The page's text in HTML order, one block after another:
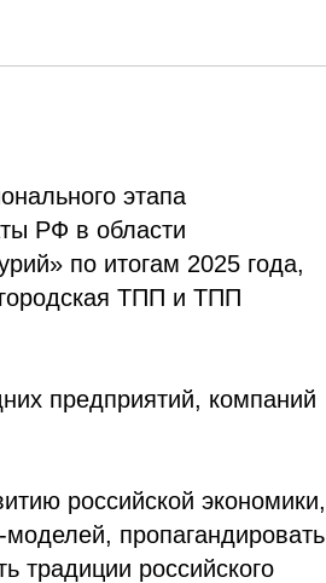
РОССИИ»
этапа
РФ в области
по итогам 2025 года,
ТПП и ТПП
предприятий, компаний
российской экономики,
пропагандировать
традиции российского